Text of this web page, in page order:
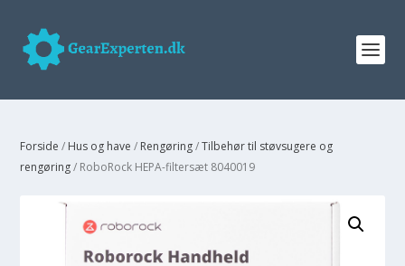
Forside / Hus og have / Rengøring/Tilbehør til støvsugere og
rengøring/ RoboRock HEPA-filtersæt 8040019